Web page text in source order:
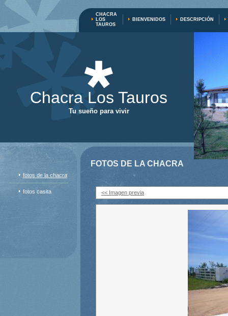
CHACRA
LOS
TAUROS
BIENVENIDOS DESCRIPCIÓN
Chacra Los Tauros
Tu sueño para vivir
fotos de la chacra
fotos casita
FOTOS DE LA CHACRA
<< Imagen previa